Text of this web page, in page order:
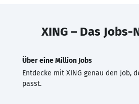
XING – Das
Über eine Million Jobs
Entdecke mit XING genau den Job,
passt.